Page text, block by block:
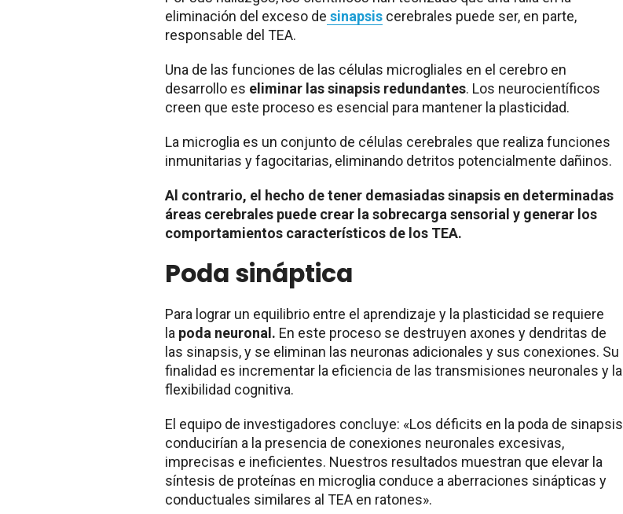
eliminación del exceso de sinapsis cerebrales puede ser, en parte,
responsable del TEA.
Una de las funciones de las células microgliales en el cerebro en
desarrollo es eliminar las sinapsis redundantes. Los neurocientíficos
creen que este proceso es esencial para mantener la plasticidad.
La microglia es un conjunto de células cerebrales que realiza funciones
inmunitarias y fagocitarias, eliminando detritos potencialmente dañinos.
Al contrario, el hecho de tener demasiadas sinapsis en determinadas
áreas cerebrales puede crear la sobrecarga sensorial y generar los
comportamientos característicos de los TEA.
Poda sináptica
Para lograr un equilibrio entre el aprendizaje y la plasticidad se requiere
la poda neuronal. En este proceso se destruyen axones y dendritas de
las sinapsis, y se eliminan las neuronas adicionales y sus conexiones. Su
finalidad es incrementar la eficiencia de las transmisiones neuronales y la
flexibilidad cognitiva.
El equipo de investigadores concluye: «Los déficits en la poda de sinapsis
conducirían a la presencia de conexiones neuronales excesivas,
imprecisas e ineficientes. Nuestros resultados muestran que elevar la
síntesis de proteínas en microglia conduce a aberraciones sinápticas y
conductuales similares al TEA en ratones».